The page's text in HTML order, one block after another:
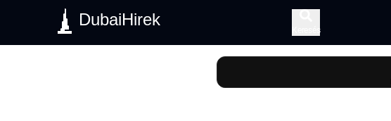
DubaiHirek
Keresés